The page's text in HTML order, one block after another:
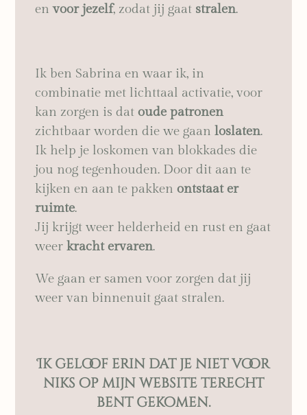
envoor jezelf, zodat jij gaat stralen.
Ik ben Sabrina en waar ik, in
combinatie met lichttaal activatie, voor
kan zorgen is dat oude patronen
zichtbaar worden die we gaan loslaten.
Ik help je loskomen van blokkades die
jou nog tegenhouden. Door dit aan te
kijken en aan te pakken ontstaat er
ruimte.
Jij krijgt weer helderheid en rust en gaat
weer kracht ervaren.
We gaan er samen voor zorgen dat jij
weer van binnenuit gaat stralen.
Ik geloof erin dat je niet voor
niks op mijn website terecht
bent gekomen.